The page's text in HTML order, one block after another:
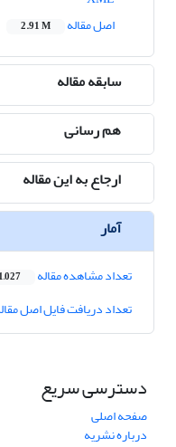
اصل مقاله
2.91 M
سابقه مقاله
هم رسانی
ارجاع به این مقاله
آمار
تعداد مشاهده مقاله 1,027
تعداد دریافت فایل اصل
دسترسی سریع
صفحه اصلی
درباره نشریه